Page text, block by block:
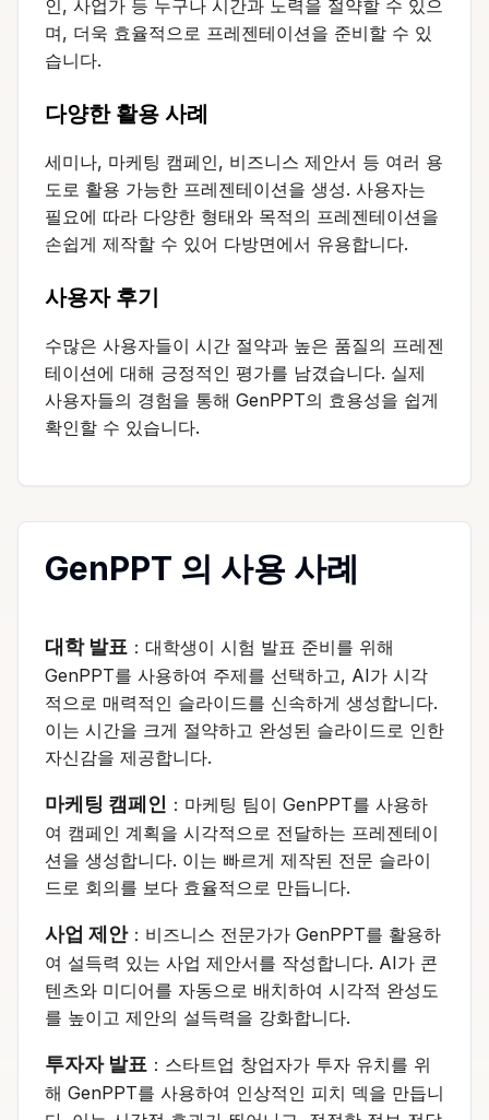
인, 사업가 등 누구나 시간과 노력을 절약할 수 있으
며, 더욱 효율적으로 프레젠테이션을 준비할 수 있
습니다.
다양한 활용 사례
세미나, 마케팅 캠페인, 비즈니스 제안서 등 여러 용
도로 활용 가능한 프레젠테이션을 생성. 사용자는
필요에 따라 다양한 형태와 목적의 프레젠테이션을
손쉽게 제작할 수 있어 다방면에서 유용합니다.
사용자 후기
수많은 사용자들이 시간 절약과 높은 품질의 프레젠
테이션에 대해 긍정적인 평가를 남겼습니다. 실제
사용자들의 경험을 통해 GenPPT의 효용성을 쉽게
확인할 수 있습니다.
GenPPT 의 사용 사례
대학 발표 ：대학생이 시험 발표 준비를 위해
GenPPT를 사용하여 주제를 선택하고, AI가 시각
적으로 매력적인 슬라이드를 신속하게 생성합니다.
이는 시간을 크게 절약하고 완성된 슬라이드로 인한
자신감을 제공합니다.
마케팅 캠페인 ：마케팅 팀이 GenPPT를 사용하
여 캠페인 계획을 시각적으로 전달하는 프레젠테이
션을 생성합니다. 이는 빠르게 제작된 전문 슬라이
드로 회의를 보다 효율적으로 만듭니다.
사업 제안：비즈니스 전문가가 GenPPT를 활용하
여 설득력 있는 사업 제안서를 작성합니다. AI가 콘
텐츠와 미디어를 자동으로 배치하여 시각적 완성도
를 높이고 제안의 설득력을 강화합니다.
투자자 발표 ：스타트업 창업자가 투자 유치를 위
해 GenPPT를 사용하여 인상적인 피치 덱을 만듭니